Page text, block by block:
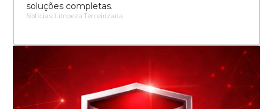
soluções completas.
Notícias: Limpeza Terceirizada